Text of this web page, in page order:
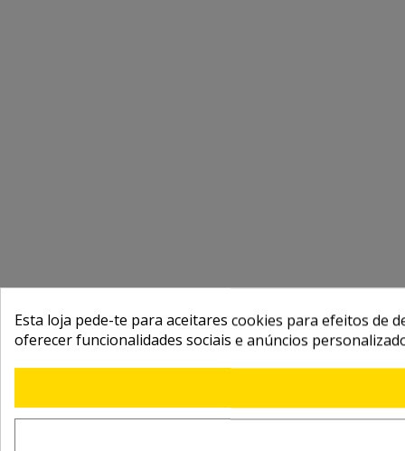
Esta loja pede-te para aceitares cookies para efeitos de
oferecer funcionalidades sociais e anúncios